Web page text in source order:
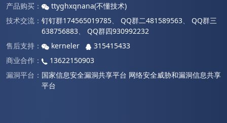
产品购买：
ttyghxqnana(不懂技术)
技术交流： 钉钉群174565019785、 QQ群二481589563、 QQ群三
638756883、 QQ群四930992232
售后支持：
kerneler
315415433
商业合作：
13622150903
漏洞平台： 国家信息安全漏洞共享平台 网络安全威胁和漏洞信息共享
平台